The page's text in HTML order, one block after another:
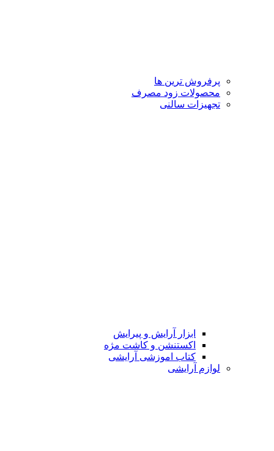
پرفروش ترین ها
محصولات زود مصرف
تجهیزات سالنی
ابزار آرایش و پیرایش
اکستنشن و کاشت مژه
کتاب اموزشی آرایشی
لوازم آرایشی